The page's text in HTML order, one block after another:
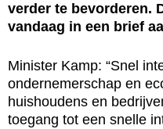
verder te bevorderen.
vandaag in een brief
Minister Kamp: “Snel
ondernemerschap en
huishoudens en
toegang tot een snelle